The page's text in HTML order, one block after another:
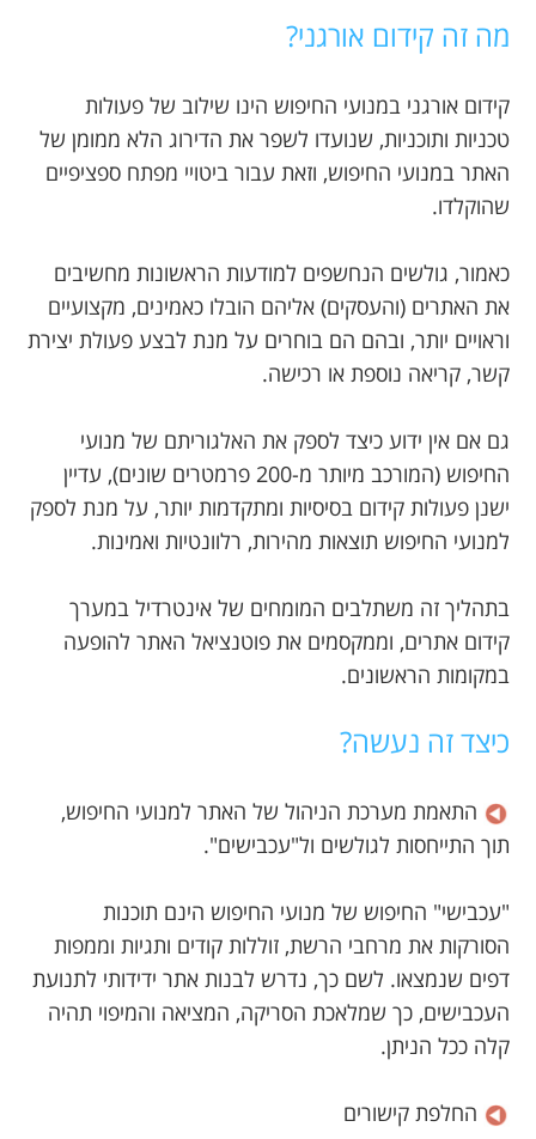
צור
קשר
מה זה קידום אורגני?
קידום אורגני במנועי החיפוש הינו שילוב של פעולות
טכניות ותוכניות, שנועדו לשפר את הדירוג הלא ממומן של
האתר במנועי החיפוש, וזאת עבור ביטויי מפתח ספציפיים
שהוקלדו.
כאמור, גולשים הנחשפים למודעות הראשונות מחשיבים
את האתרים (והעסקים) אליהם הובלו כאמינים, מקצועיים
וראויים יותר, ובהם הם בוחרים על מנת לבצע פעולת יצירת
קשר, קריאה נוספת או רכישה.
גם אם אין ידוע כיצד לספק את האלגוריתם של מנועי
החיפוש (המורכב מיותר מ-200 פרמטרים שונים), עדיין
ישנן פעולות קידום בסיסיות ומתקדמות יותר, על מנת לספק
למנועי החיפוש תוצאות מהירות, רלוונטיות ואמינות.
בתהליך זה משתלבים המומחים של אינטרדיל במערך
קידום אתרים, וממקסמים את פוטנציאל האתר להופעה
במקומות הראשונים.
כיצד זה נעשה?
התאמת מערכת הניהול של האתר למנועי החיפוש,
תוך התייחסות לגולשים ול"עכבישים".
"עכבישי" החיפוש של מנועי החיפוש הינם תוכנות
הסורקות את מרחבי הרשת, זוללות קודים ותגיות וממפות
דפים שנמצאו. לשם כך, נדרש לבנות אתר ידידותי לתנועת
העכבישים, כך שמלאכת הסריקה, המציאה והמיפוי תהיה
קלה ככל הניתן.
החלפת קישורים